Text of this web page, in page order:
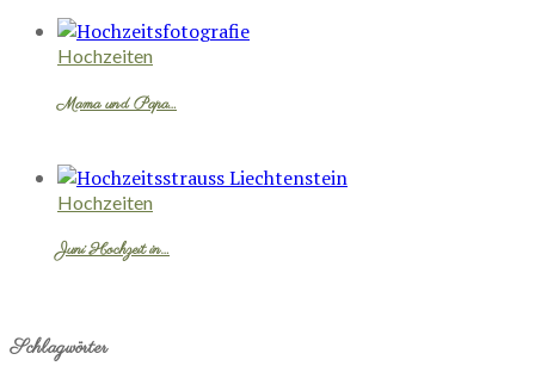
Hochzeiten
Mama und Papa…
Hochzeiten
Juni Hochzeit in…
Schlagwörter